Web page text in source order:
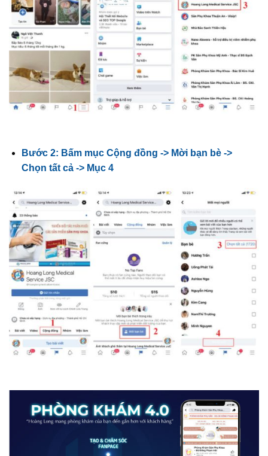
Bước 2: Bấm mục Cộng đồng -> Mời bạn bè ->
Chọn tất cả -> Mục 4